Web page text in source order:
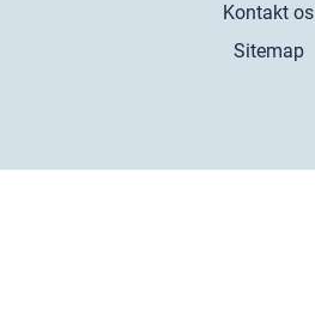
Kontakt os
Sitemap